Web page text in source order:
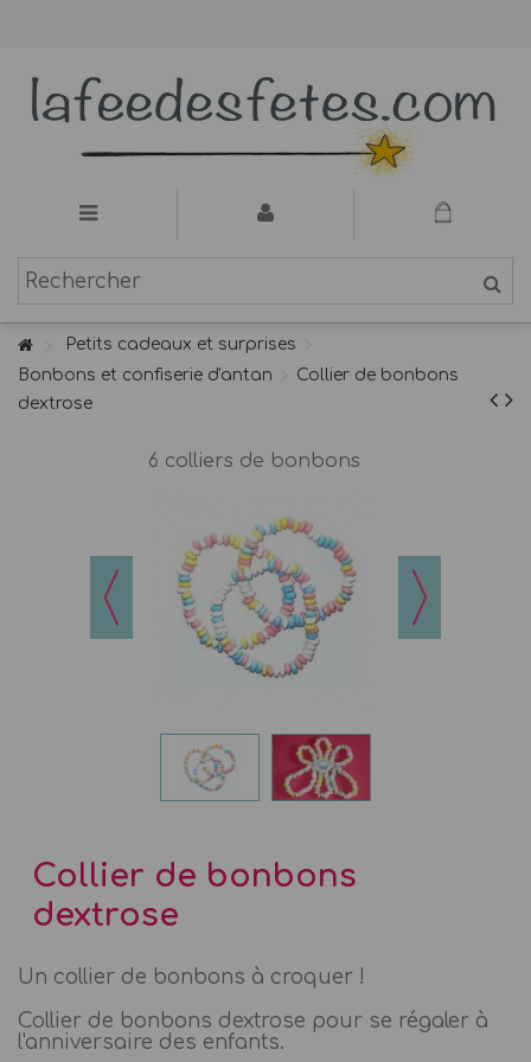
Petits cadeaux et surprises
Bonbons et confiserie d'antan
Collier de bonbons
dextrose
6 colliers de bonbons
Collier de bonbons
dextrose
Un collier de bonbons à croquer !
Collier de bonbons dextrose pour se régaler à
l'anniversaire des enfants.